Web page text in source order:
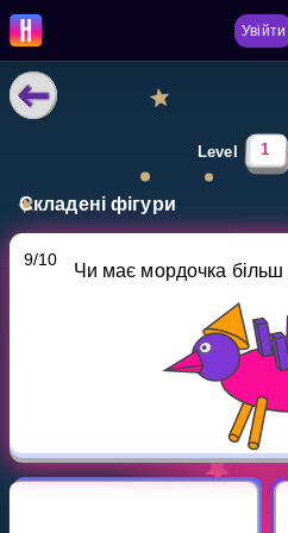
Увійти
НАВЧАЛЬНІ МАТЕРІАЛИ
Curriculum
Multiplication Master
Показати більше
Level 1
Складені фігури
9/10
Чи має мордочка